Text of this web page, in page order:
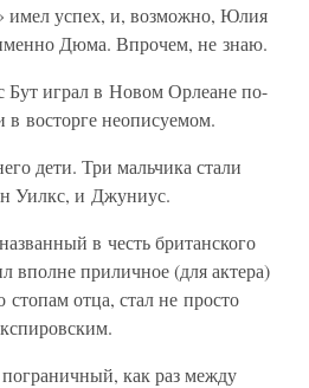
имел успех, и, возможно, Юлия
Дюма. Впрочем, не знаю.
Бут играл в Новом Орлеане по-
восторге неописуемом.
дети. Три мальчика стали
Уилкс, и Джуниус.
в честь британского
вполне приличное (для актера)
стопам отца, стал не просто
как раз между